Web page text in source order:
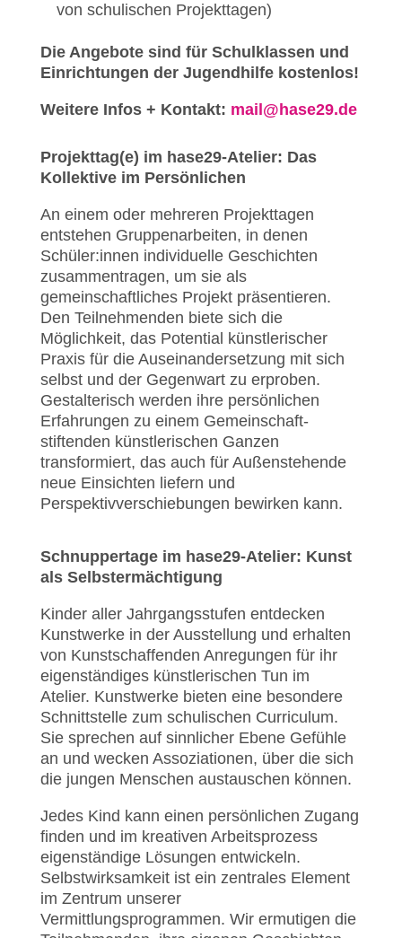
von schulischen Projekttagen)
Die Angebote sind für Schulklassen und
Einrichtungen der Jugendhilfe kostenlos!
Weitere Infos + Kontakt: mail@hase29.de
Projekttag(e) im hase29-Atelier: Das
Kollektive im Persönlichen
An einem oder mehreren Projekttagen
entstehen Gruppenarbeiten, in denen
Schüler:innen individuelle Geschichten
zusammentragen, um sie als
gemeinschaftliches Projekt präsentieren.
Den Teilnehmenden biete sich die
Möglichkeit, das Potential künstlerischer
Praxis für die Auseinandersetzung mit sich
selbst und der Gegenwart zu erproben.
Gestalterisch werden ihre persönlichen
Erfahrungen zu einem Gemeinschaft-
stiftenden künstlerischen Ganzen
transformiert, das auch für Außenstehende
neue Einsichten liefern und
Perspektivverschiebungen bewirken kann.
Schnuppertage im hase29-Atelier: Kunst
als Selbstermächtigung
Kinder aller Jahrgangsstufen entdecken
Kunstwerke in der Ausstellung und erhalten
von Kunstschaffenden Anregungen für ihr
eigenständiges künstlerischen Tun im
Atelier. Kunstwerke bieten eine besondere
Schnittstelle zum schulischen Curriculum.
Sie sprechen auf sinnlicher Ebene Gefühle
an und wecken Assoziationen, über die sich
die jungen Menschen austauschen können.
Jedes Kind kann einen persönlichen Zugang
finden und im kreativen Arbeitsprozess
eigenständige Lösungen entwickeln.
Selbstwirksamkeit ist ein zentrales Element
im Zentrum unserer
Vermittlungsprogrammen. Wir ermutigen die